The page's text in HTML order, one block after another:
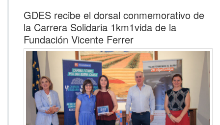
GDES recibe el dorsal conmemorativo de
la Carrera Solidaria 1km1vida de la
Fundación Vicente Ferrer